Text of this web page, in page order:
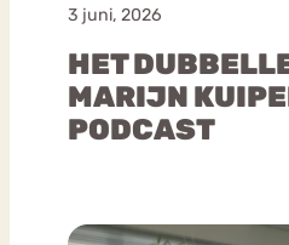
3 juni, 2026
HET
MARIJN
PODCAST